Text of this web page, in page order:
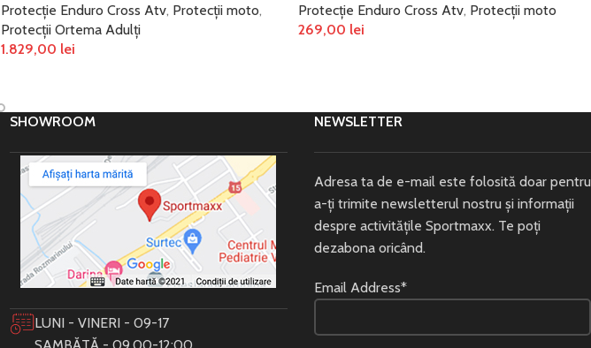
Protecție Enduro Cross Atv, Protecții moto,
Protecții Ortema Adulți
1.829,00 lei
Protecție Enduro Cross Atv, Protecții moto
269,00 lei
SHOWROOM
LUNI - VINERI - 09-17
NEWSLETTER
Adresa ta de e-mail este folosită doar pentru
a-ți trimite newsletterul nostru și informații
despre activitățile Sportmaxx. Te poți
dezabona oricând.
Email Address*